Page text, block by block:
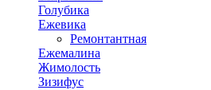
Голубика
Ежевика
Ремонтантная
Ежемалина
Жимолость
Зизифус